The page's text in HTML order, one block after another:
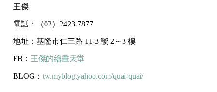
王傑
電話：（02）2423-7877
地址：基隆市仁三路 11-3 號 2～3 樓
FB： 王傑的繪畫天堂
BLOG： tw.myblog.yahoo.com/quai-quai/